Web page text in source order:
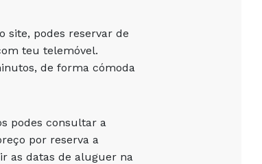
site, podes reservar de
teu telemóvel.
de forma cómoda
podes consultar a
por reserva a
as datas de aluguer na